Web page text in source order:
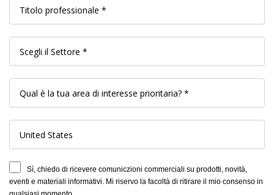
Sì, chiedo di ricevere comuniczioni commerciali su prodotti, novità,
eventi e materiali informativi. Mi riservo la facoltà di ritirare il mio consenso in